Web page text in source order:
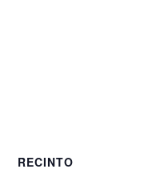
RECINTO